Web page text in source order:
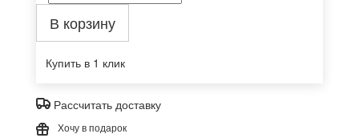
В корзину
Купить в 1 клик
Рассчитать доставку
Хочу в подарок